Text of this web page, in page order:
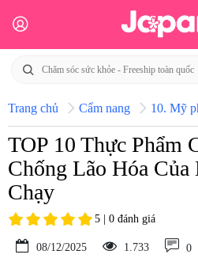
Trang chủ Cẩm nang 10. Mỹ
TOP 10 Thực Phẩm
Chống Lão Hóa Của
Chạy
5 | 0 đánh giá
08/12/2025 1.733 0